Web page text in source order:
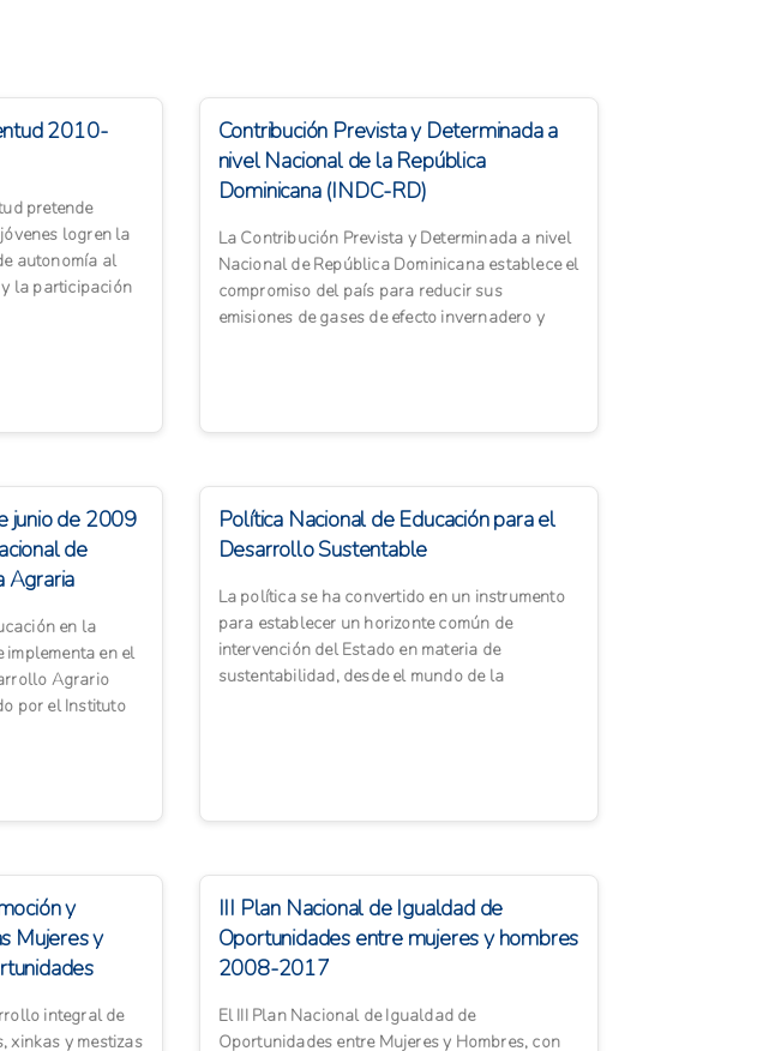
2010-
pretende
logren la
autonomía al
la participación
Contribución Prevista y Determinada a
nivel Nacional de la República
Dominicana (INDC-RD)
La Contribución Prevista y Determinada a nivel
Nacional de República Dominicana establece el
compromiso del país para reducir sus
emisiones de gases de efecto invernadero y
junio de 2009
de
Agraria
en la
implementa en el
Agrario
por el Instituto
Política Nacional de Educación para el
Desarrollo Sustentable
La política se ha convertido en un instrumento
para establecer un horizonte común de
intervención del Estado en materia de
sustentabilidad, desde el mundo de la
y
Mujeres y
integral de
xinkas y mestizas
III Plan Nacional de Igualdad de
Oportunidades entre mujeres y hombres
2008-2017
El III Plan Nacional de Igualdad de
Oportunidades entre Mujeres y Hombres, con